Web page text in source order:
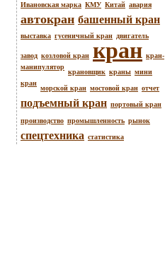
Ивановская марка КМУ Китай авария
автокран башенный кран
выставка гусеничный кран двигатель
завод козловой кран кран кран-
манипулятор крановщик краны мини
кран морской кран мостовой кран отчет
подъемный кран портовый кран
производство промышленность рынок
спецтехника статистика